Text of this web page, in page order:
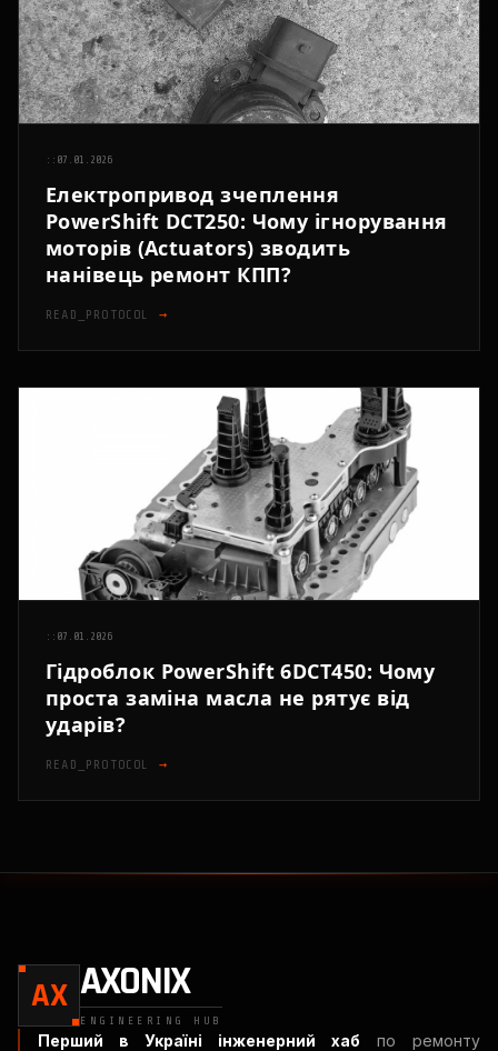
:: 07.01.2026
Електропривод зчеплення
PowerShift DCT250: Чому ігнорування
моторів (Actuators) зводить
нанівець ремонт КПП?
READ_PROTOCOL →
:: 07.01.2026
Гідроблок PowerShift 6DCT450: Чому
проста заміна масла не рятує від
ударів?
READ_PROTOCOL →
AX AXONIX
ENGINEERING HUB
Перший в Україні інженерний хаб по ремонту